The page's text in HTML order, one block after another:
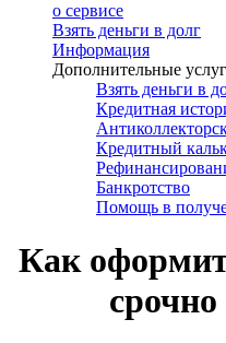
о сервисе
Взять деньги в долг
Информация
Дополнительные
Взять деньги в
Кредитная
Кредитный
Банкротство
Помощь в
Как